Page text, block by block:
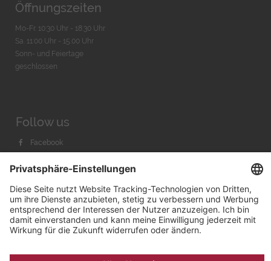
Öffnungszeiten
Mo-Fr. 10:30 Uhr - 18:30 Uhr
Sa. 11:00 Uhr - 15.00 Uhr
Sonn- und Feiertage
geschlossen
Follow us
Facebook
Youtube